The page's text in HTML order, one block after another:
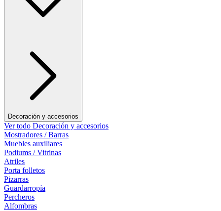
Decoración y accesorios
Ver todo Decoración y accesorios
Mostradores / Barras
Muebles auxiliares
Podiums / Vitrinas
Atriles
Porta folletos
Pizarras
Guardarropía
Percheros
Alfombras